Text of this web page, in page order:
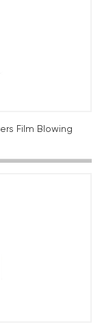
Film Blowing